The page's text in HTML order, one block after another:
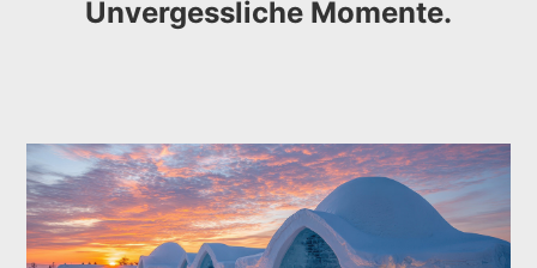
Unvergessliche Momente.